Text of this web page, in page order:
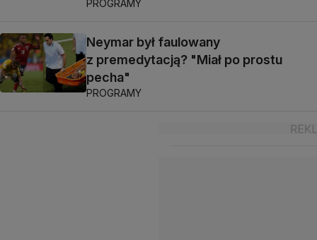
PROGRAMY
Neymar był faulowany
z premedytacją? "Miał po prostu
pecha"
PROGRAMY